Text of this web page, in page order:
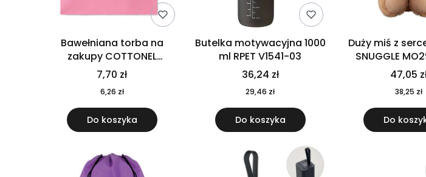
Bawełniana torba na
zakupy COTTONEL
COLOUR++ MO9846-11
7,70 zł
6,26 zł
Do koszyka
Butelka motywacyjna 1000
ml RPET V1541-03
36,24 zł
29,46 zł
Do koszyka
Duży miś z
SNUGGLE
47,05
38,25 zł
Do